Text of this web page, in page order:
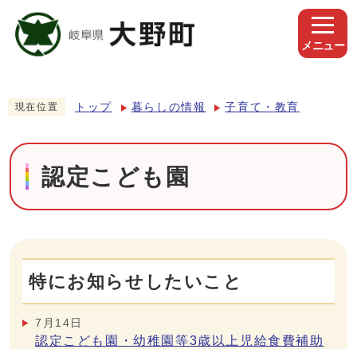
メニュー
現在位置 トップ 暮らしの情報 子育て・教育
認定こども園
特にお知らせしたいこと
7月14日
認定こども園・幼稚園等3歳以上児給食費補助